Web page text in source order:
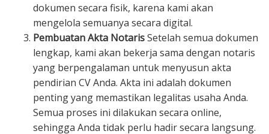
dokumen secara fisik, karena kami akan
mengelola semuanya secara digital.
Pembuatan Akta NotarisSetelah semua dokumen
lengkap, kami akan bekerja sama dengan notaris
yang berpengalaman untuk menyusun akta
pendirian CV Anda. Akta ini adalah dokumen
penting yang memastikan legalitas usaha Anda.
Semua proses ini dilakukan secara online,
sehingga Anda tidak perlu hadir secara langsung.